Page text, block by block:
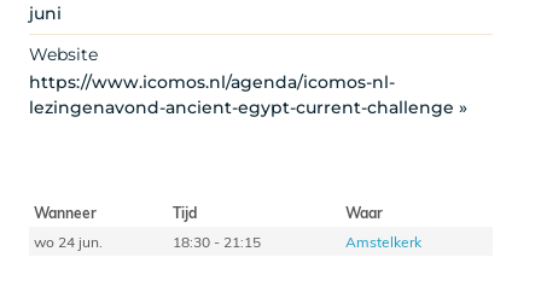
juni
Website
https://www.icomos.nl/agenda/icomos-nl-
lezingenavond-ancient-egypt-current-challenge »
Wanneer Tijd
Waar
wo 24 jun.
18:30 - 21:15 Amstelkerk